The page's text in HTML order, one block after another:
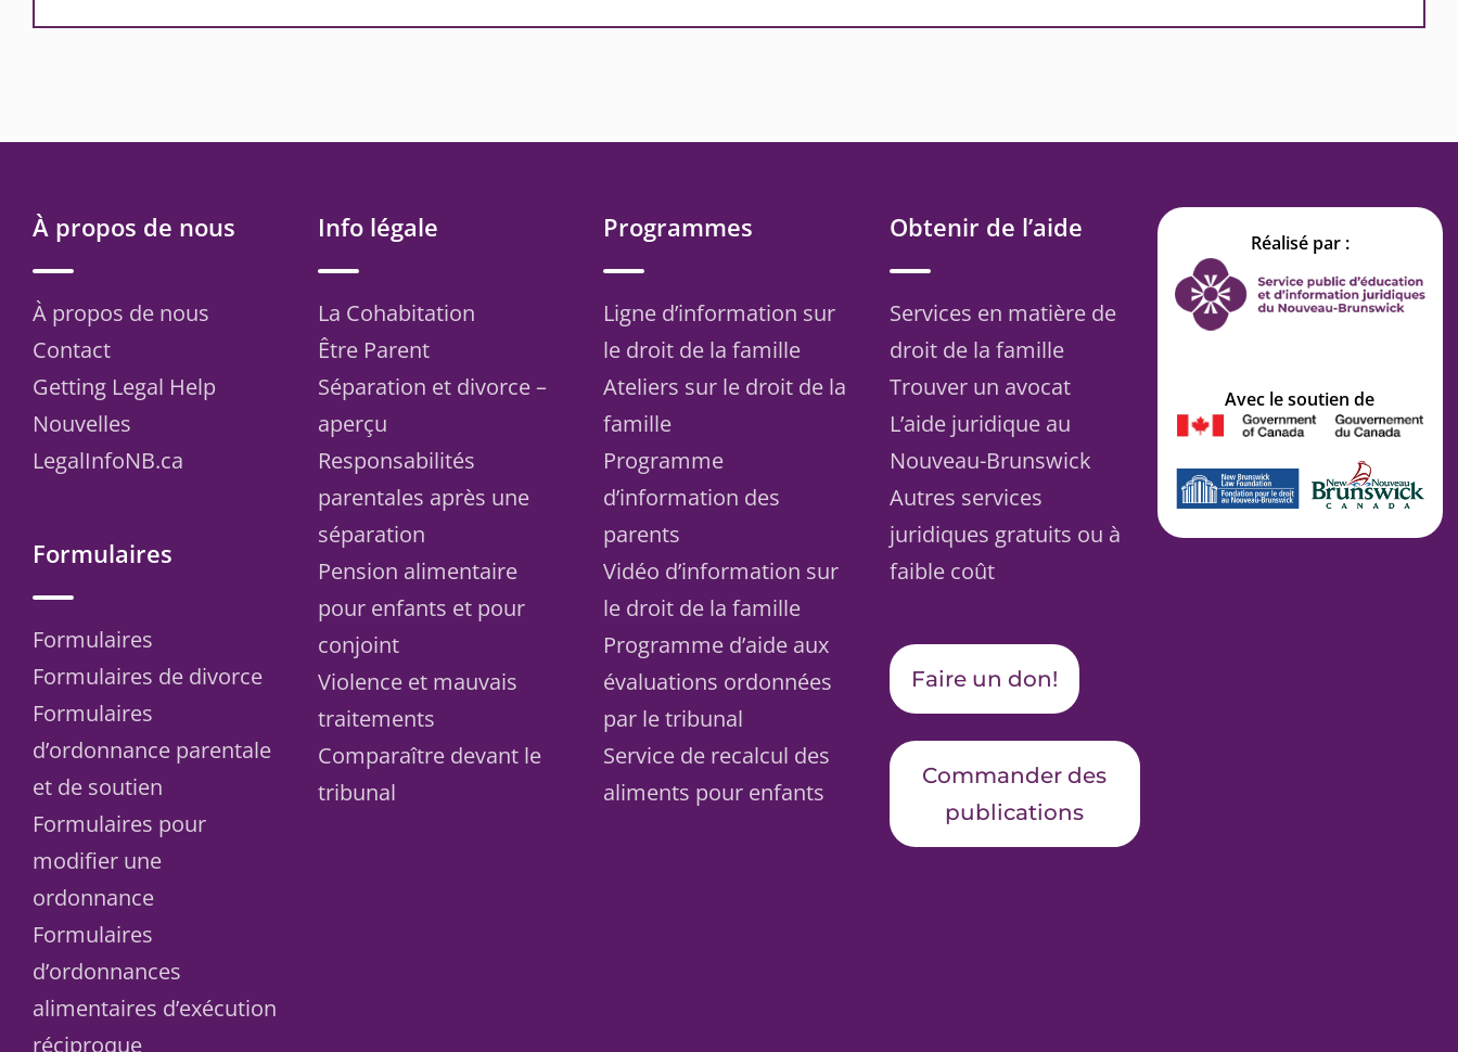
À propos de nous
À propos de nous
Contact
Getting Legal Help
Nouvelles
LegalInfoNB.ca
Formulaires
Formulaires
Formulaires de divorce
Formulaires
d’ordonnance parentale
et de soutien
Formulaires pour
modifier une
ordonnance
Formulaires
d’ordonnances
alimentaires d’exécution
réciproque
Info légale
La Cohabitation
Être Parent
Séparation et divorce –
aperçu
Responsabilités
parentales après une
séparation
Pension alimentaire
pour enfants et pour
conjoint
Violence et mauvais
traitements
Comparaître devant le
tribunal
Programmes
Ligne d’information sur
le droit de la famille
Ateliers sur le droit de la
famille
Programme
d’information des
parents
Vidéo d’information sur
le droit de la famille
Programme d’aide aux
évaluations ordonnées
par le tribunal
Service de recalcul des
aliments pour enfants
Obtenir de l’aide
Services en matière de
droit de la famille
Trouver un avocat
L’aide juridique au
Nouveau-Brunswick
Autres services
juridiques gratuits ou à
faible coût
Faire un don!
Commander des
publications
Réalisé par :
Avec le soutien de